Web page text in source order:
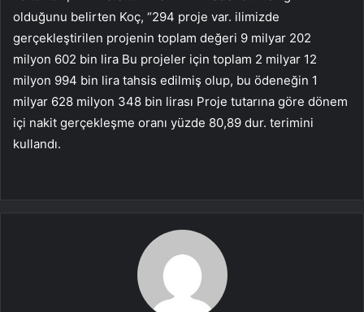
olduğunu belirten Koç, “294 proje var. ilimizde
gerçekleştirilen projenin toplam değeri 9 milyar 202
milyon 602 bin lira Bu projeler için toplam 2 milyar 12
milyon 994 bin lira tahsis edilmiş olup, bu ödeneğin 1
milyar 628 milyon 348 bin lirası Proje tutarına göre dönem
içi nakit gerçekleşme oranı yüzde 80,89 dur. terimini
kullandı.